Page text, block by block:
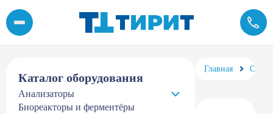
Каталог оборудования
Анализаторы
Биореакторы и ферментёры
Главная О